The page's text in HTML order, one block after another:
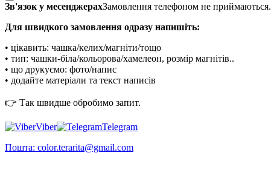
Зв'язок у месенджерахЗамовлення телефоном не приймаються.
Для швидкого замовлення одразу напишіть:
• цікавить: чашка/келих/магніти/тощо
• тип: чашки-біла/кольорова/хамелеон, розмір магнітів..
• що друкуємо: фото/напис
• додайте матеріали та текст написів
👉 Так швидше обробимо запит.
Viber
Telegram
Пошта: color.terarita@gmail.com